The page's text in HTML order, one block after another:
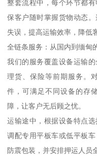
整套流程中，每个环节都
保客户随时掌握货物动态
失误，提高运输效率，降低
全链条服务：从国内到缅甸
我们的服务覆盖设备运输的
理货、保险等前期服务。
件，可满足不同设备的存
障，让客户无后顾之忧。
运输途中，根据设备特点
调配专用平板车或低平板
防震包装，并安排押运人员